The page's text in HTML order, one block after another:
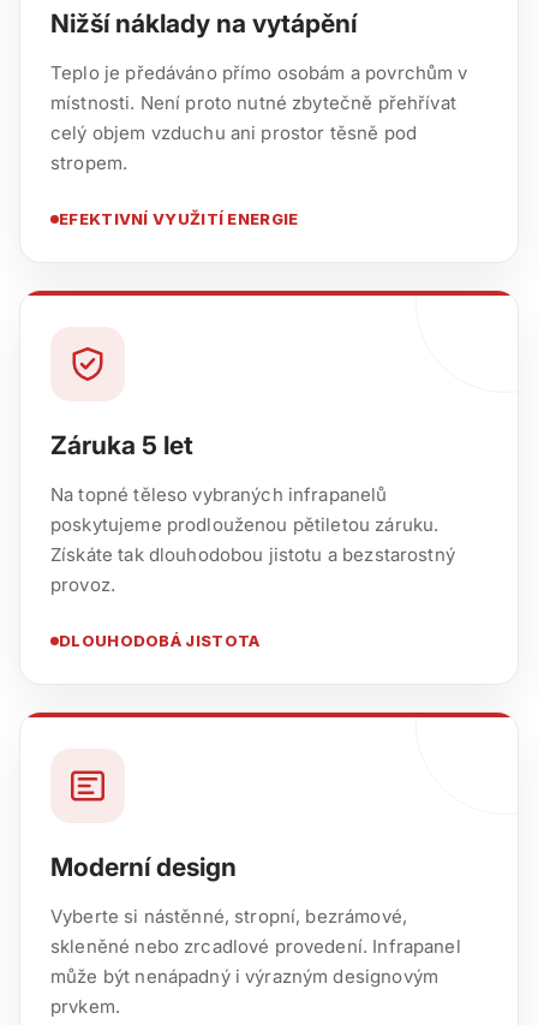
Nižší náklady na vytápění
Teplo je předáváno přímo osobám a povrchům v
místnosti. Není proto nutné zbytečně přehřívat
celý objem vzduchu ani prostor těsně pod
stropem.
EFEKTIVNÍ VYUŽITÍ ENERGIE
Záruka 5 let
Na topné těleso vybraných infrapanelů
poskytujeme prodlouženou pětiletou záruku.
Získáte tak dlouhodobou jistotu a bezstarostný
provoz.
DLOUHODOBÁ JISTOTA
Moderní design
Vyberte si nástěnné, stropní, bezrámové,
skleněné nebo zrcadlové provedení. Infrapanel
může být nenápadný i výrazným designovým
prvkem.